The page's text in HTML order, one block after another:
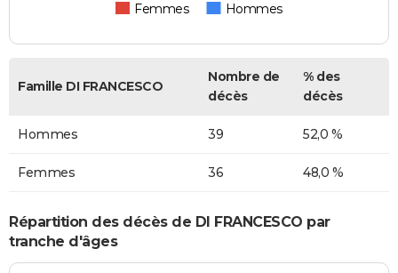
Femmes Hommes
Famille DI FRANCESCO
Nombre de
décès
% des
décès
Hommes 39 52,0 %
Femmes 36 48,0 %
Répartition des décès de DI FRANCESCO par
tranche d'âges